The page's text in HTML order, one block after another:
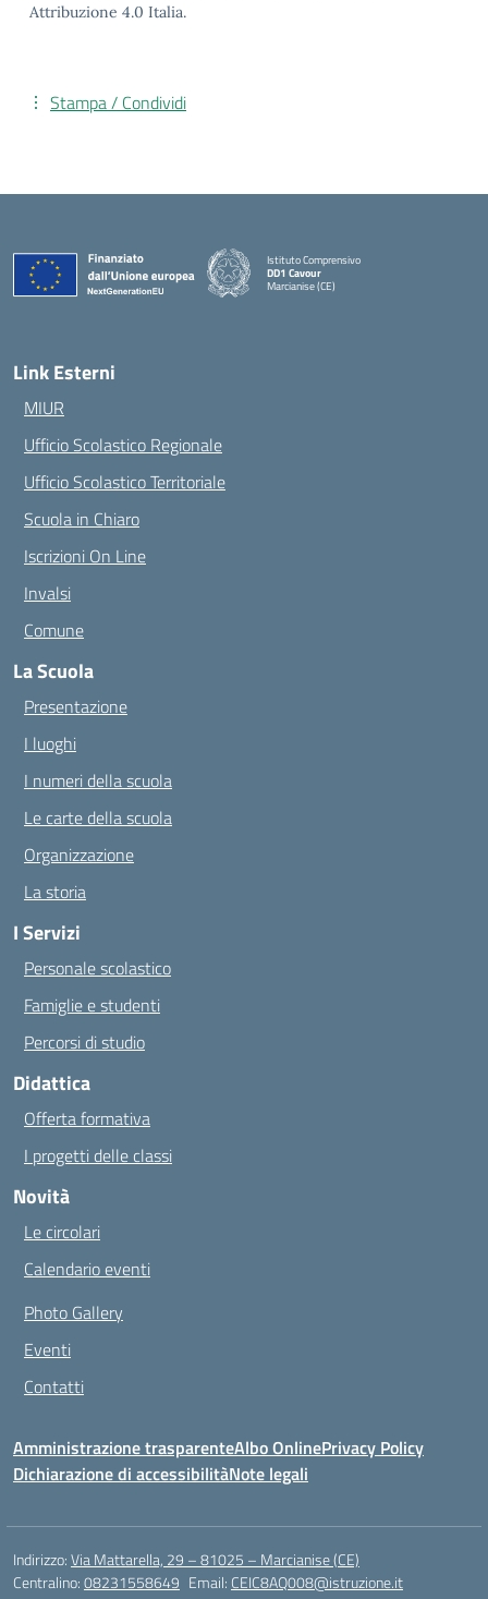
Attribuzione 4.0 Italia.
Stampa / Condividi
Istituto Comprensivo
DD1 Cavour
Marcianise (CE)
Link Esterni
MIUR
Ufficio Scolastico Regionale
Ufficio Scolastico Territoriale
Scuola in Chiaro
Iscrizioni On Line
Invalsi
Comune
La Scuola
Presentazione
I luoghi
I numeri della scuola
Le carte della scuola
Organizzazione
La storia
I Servizi
Personale scolastico
Famiglie e studenti
Percorsi di studio
Didattica
Offerta formativa
I progetti delle classi
Novità
Le circolari
Calendario eventi
Photo Gallery
Eventi
Contatti
Amministrazione trasparenteAlbo OnlinePrivacy Policy
Dichiarazione di accessibilitàNote legali
Indirizzo:Via Mattarella, 29 – 81025 – Marcianise (CE)
Centralino:08231558649 Email: CEIC8AQ008@istruzione.it